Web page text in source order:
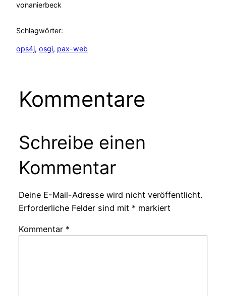
vonanierbeck
Schlagwörter:
ops4j, osgi, pax-web
Kommentare
Schreibe einen
Kommentar
Deine E-Mail-Adresse wird nicht veröffentlicht.
Erforderliche Felder sind mit * markiert
Kommentar *